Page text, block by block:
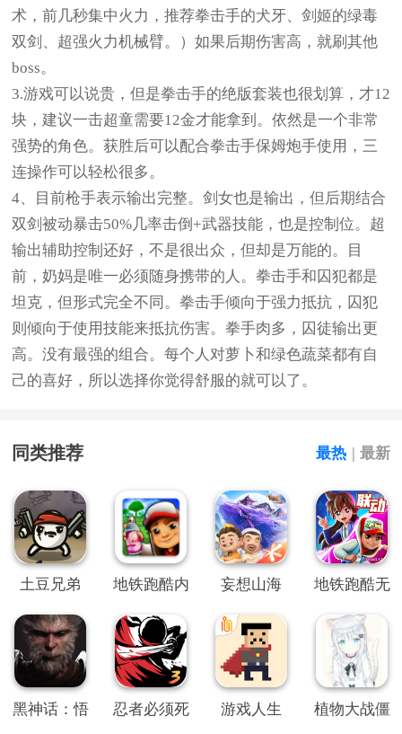
术，前几秒集中火力，推荐拳击手的犬牙、剑姬的绿毒
双剑、超强火力机械臂。）如果后期伤害高，就刷其他
boss。
3.游戏可以说贵，但是拳击手的绝版套装也很划算，才12
块，建议一击超童需要12金才能拿到。依然是一个非常
强势的角色。获胜后可以配合拳击手保姆炮手使用，三
连操作可以轻松很多。
4、目前枪手表示输出完整。剑女也是输出，但后期结合
双剑被动暴击50%几率击倒+武器技能，也是控制位。超
输出辅助控制还好，不是很出众，但却是万能的。目
前，奶妈是唯一必须随身携带的人。拳击手和囚犯都是
坦克，但形式完全不同。拳击手倾向于强力抵抗，囚犯
则倾向于使用技能来抵抗伤害。拳手肉多，囚徒输出更
高。没有最强的组合。每个人对萝卜和绿色蔬菜都有自
己的喜好，所以选择你觉得舒服的就可以了。
同类推荐 最热 | 最新
土豆兄弟
地铁跑酷内
菜单
妄想山海
地铁跑酷无
版
黑神话：悟
忍者必须死
游戏人生
植物大战僵